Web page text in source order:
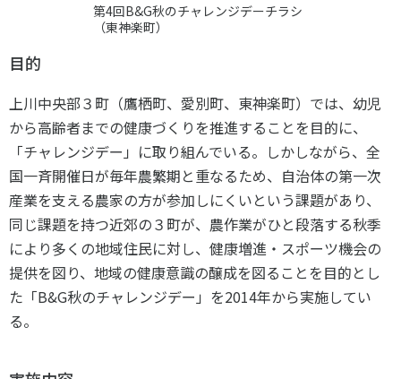
第4回B&G秋のチャレンジデーチラシ
（東神楽町）
目的
上川中央部３町（鷹栖町、愛別町、東神楽町）では、幼児
から高齢者までの健康づくりを推進することを目的に、
「チャレンジデー」に取り組んでいる。しかしながら、全
国一斉開催日が毎年農繁期と重なるため、自治体の第一次
産業を支える農家の方が参加しにくいという課題があり、
同じ課題を持つ近郊の３町が、農作業がひと段落する秋季
により多くの地域住民に対し、健康増進・スポーツ機会の
提供を図り、地域の健康意識の醸成を図ることを目的とし
た「B&G秋のチャレンジデー」を2014年から実施してい
る。